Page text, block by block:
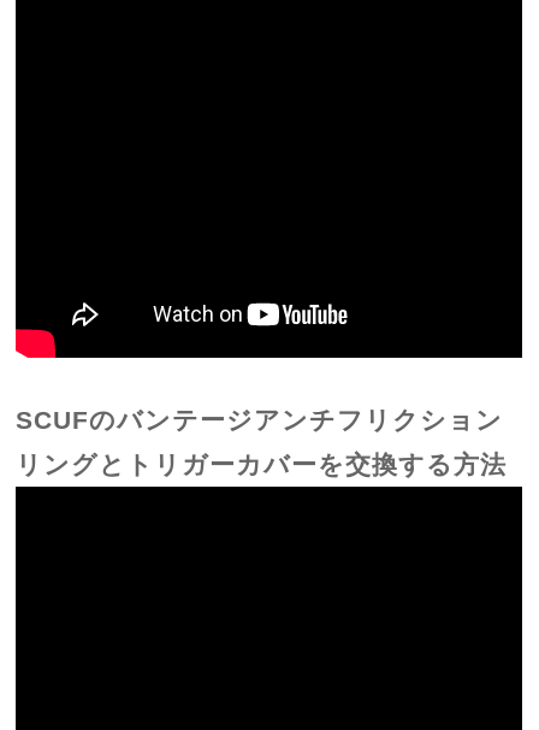
SCUFのバンテージアンチフリクション
リングとトリガーカバーを交換する方法